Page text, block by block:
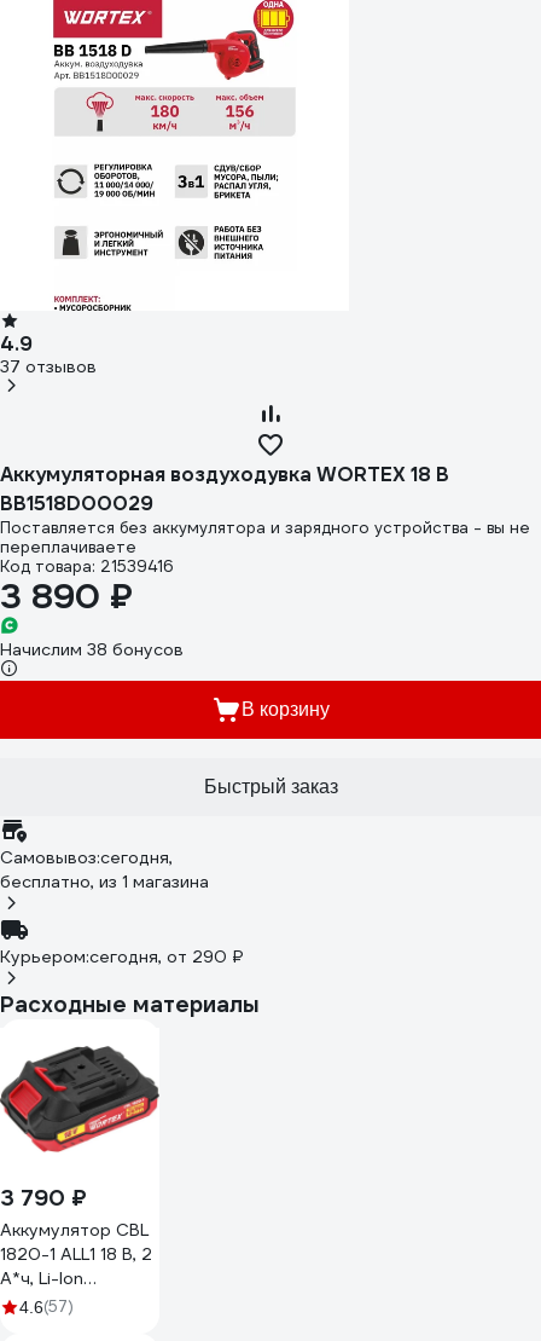
4.9
37 отзывов
Аккумуляторная воздуходувка WORTEX 18 В
BB1518D00029
Поставляется без аккумулятора и зарядного устройства - вы не
переплачиваете
Код товара: 21539416
3 890 ₽
Начислим 38 бонусов
В корзину
Быстрый заказ
Самовывоз:сегодня,
бесплатно, из 1 магазина
Курьером:сегодня, от 290 ₽
Расходные материалы
3 790 ₽
Аккумулятор CBL
1820-1 ALL1 18 В, 2
А*ч, Li-Ion
WORTEX 0329193
4.6(57)